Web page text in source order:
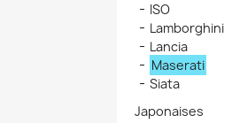
ISO
Lamborghini
Lancia
Maserati
Siata
Japonaises